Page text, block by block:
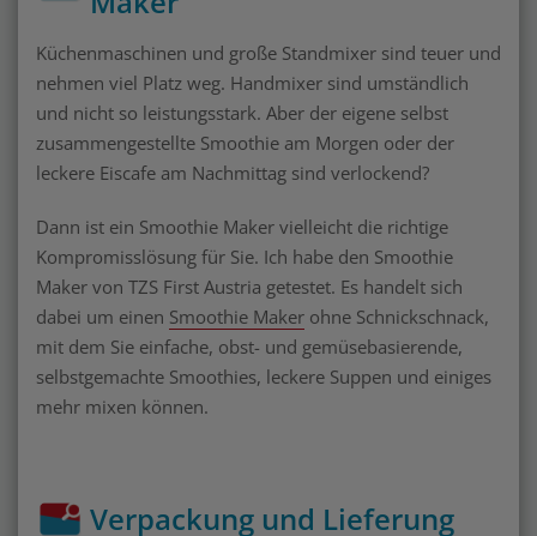
Küchenmaschinen und große Standmixer sind teuer und
nehmen viel Platz weg. Handmixer sind umständlich
und nicht so leistungsstark. Aber der eigene selbst
zusammengestellte Smoothie am Morgen oder der
leckere Eiscafe am Nachmittag sind verlockend?
Dann ist ein Smoothie Maker vielleicht die richtige
Kompromisslösung für Sie. Ich habe den Smoothie
Maker von TZS First Austria getestet. Es handelt sich
dabei um einen Smoothie Maker ohne Schnickschnack,
mit dem Sie einfache, obst- und gemüsebasierende,
selbstgemachte Smoothies, leckere Suppen und einiges
mehr mixen können.
Verpackung und Lieferung